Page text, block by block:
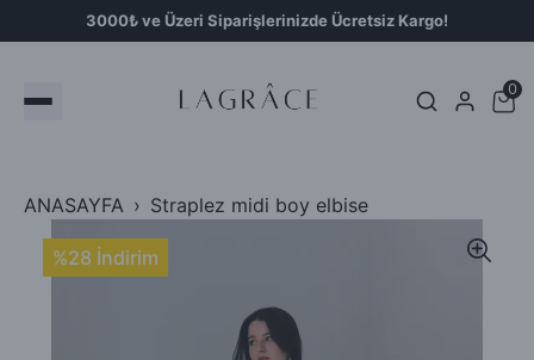
3000₺ ve Üzeri Siparişlerinizde Ücretsiz Kargo!
0
ANASAYFA Straplez midi boy elbise
%28 İndirim